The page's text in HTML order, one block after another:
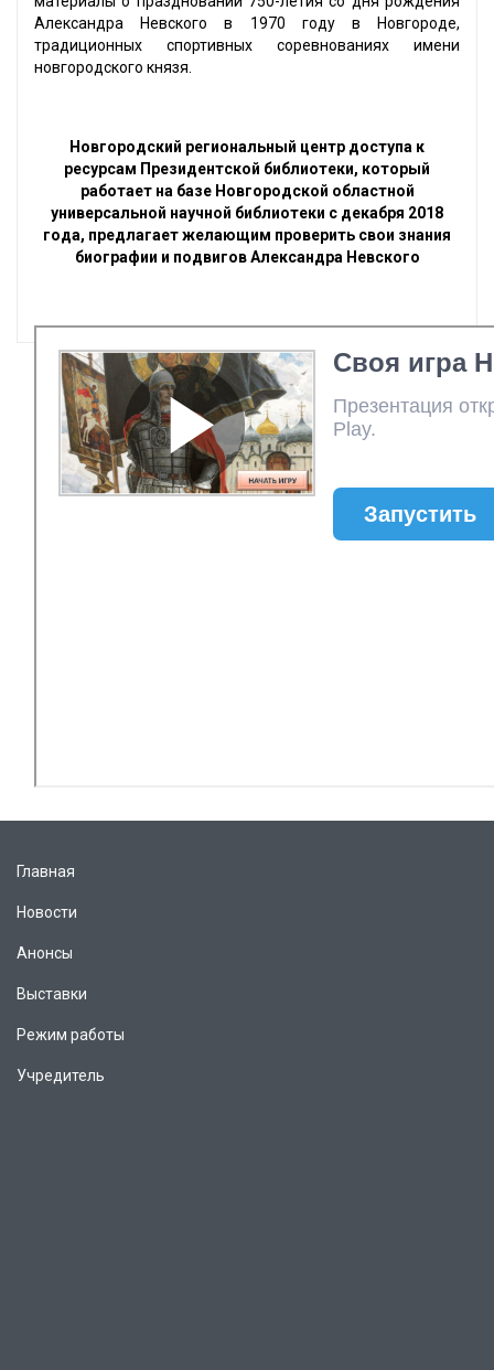
Александра Невского в 1970 году в Новгороде,
традиционных спортивных соревнованиях имени
новгородского князя.
Новгородский региональный центр доступа к
ресурсам Президентской библиотеки, который
работает на базе Новгородской областной
универсальной научной библиотеки с декабря 2018
года, предлагает желающим проверить свои знания
биографии и подвигов Александра Невского
Главная
Новости
Анонсы
Выставки
Режим работы
Учредитель